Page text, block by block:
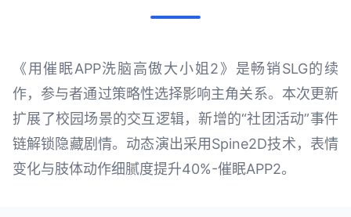
《用催眠APP洗脑高傲大小姐2》是畅销SLG的续
作，参与者通过策略性选择影响主角关系。本次更新
扩展了校园场景的交互逻辑，新增的“社团活动”事件
链解锁隐藏剧情。动态演出采用Spine2D技术，表情
变化与肢体动作细腻度提升40%-催眠APP2。